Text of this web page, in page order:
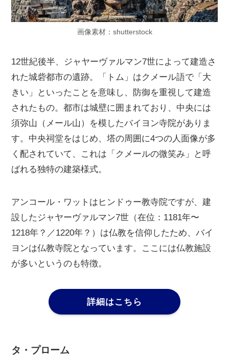
画像素材：shutterstock
12世紀後半、ジャヤーヴァルマン7世によって建造さ
れた城砦都市の遺跡。「トム」はクメール語で「大
きい」といったことを意味し、防御を重視して建造
されたもの。都市は城壁に囲まれており、中央には
須弥山（メール山）を模したバイヨン寺院がありま
す。中央祠堂をはじめ、塔の周囲に4つの人面像が多
く配されていて、これは「クメールの微笑み」と呼
ばれる独特の建築様式。
アンコール・ワットはヒンドゥー教寺院ですが、建
設したジャヤーヴァルマン7世（在位：1181年〜
1218年？／1220年？）は仏教を信仰したため、バイ
ヨンは仏教寺院となっています。ここには仏教施設
が多いというのも特徴。
詳細はこちら
タ・プローム